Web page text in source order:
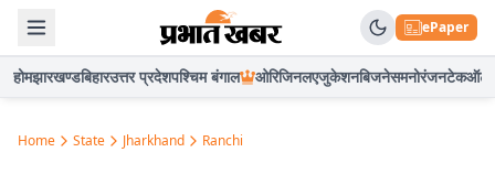
ePaper
होमझारखण्डबिहारउत्तर प्रदेशपश्चिम बंगाल ओरिजिनलएजुकेशनबिजनेसमनोरंजनटेकऑटो
Home State Jharkhand Ranchi